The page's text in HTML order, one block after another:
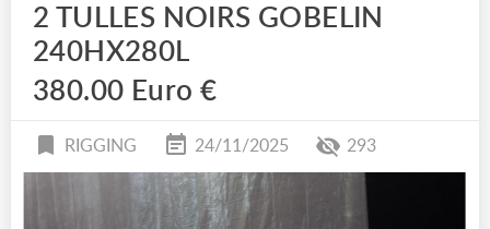
2 TULLES NOIRS GOBELIN
240HX280L
380.00 Euro €
RIGGING 24/11/2025 293